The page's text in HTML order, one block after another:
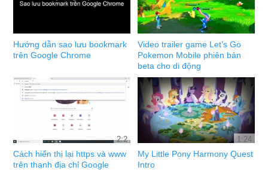
Hướng dẫn sao lưu bookmark
trên Google Chrome
Video trailer game Let’s Go
Pokemon Mobile phiên bản
beta cho di động
2:2
Cách hiển thị lại https và www
trên thanh địa chỉ Google
1:24
My Little Pony Harmony Quest
Intro